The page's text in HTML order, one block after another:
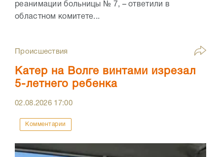
реанимации больницы № 7, – ответили в
областном комитете...
Происшествия
Катер на Волге винтами изрезал
5-летнего ребенка
02.08.2026 17:00
Комментарии